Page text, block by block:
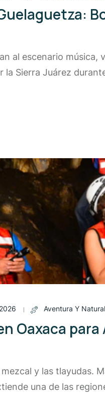
al escenario música,
Sierra Juárez
Aventura Y
Oaxaca
y las tlayudas.
una de las